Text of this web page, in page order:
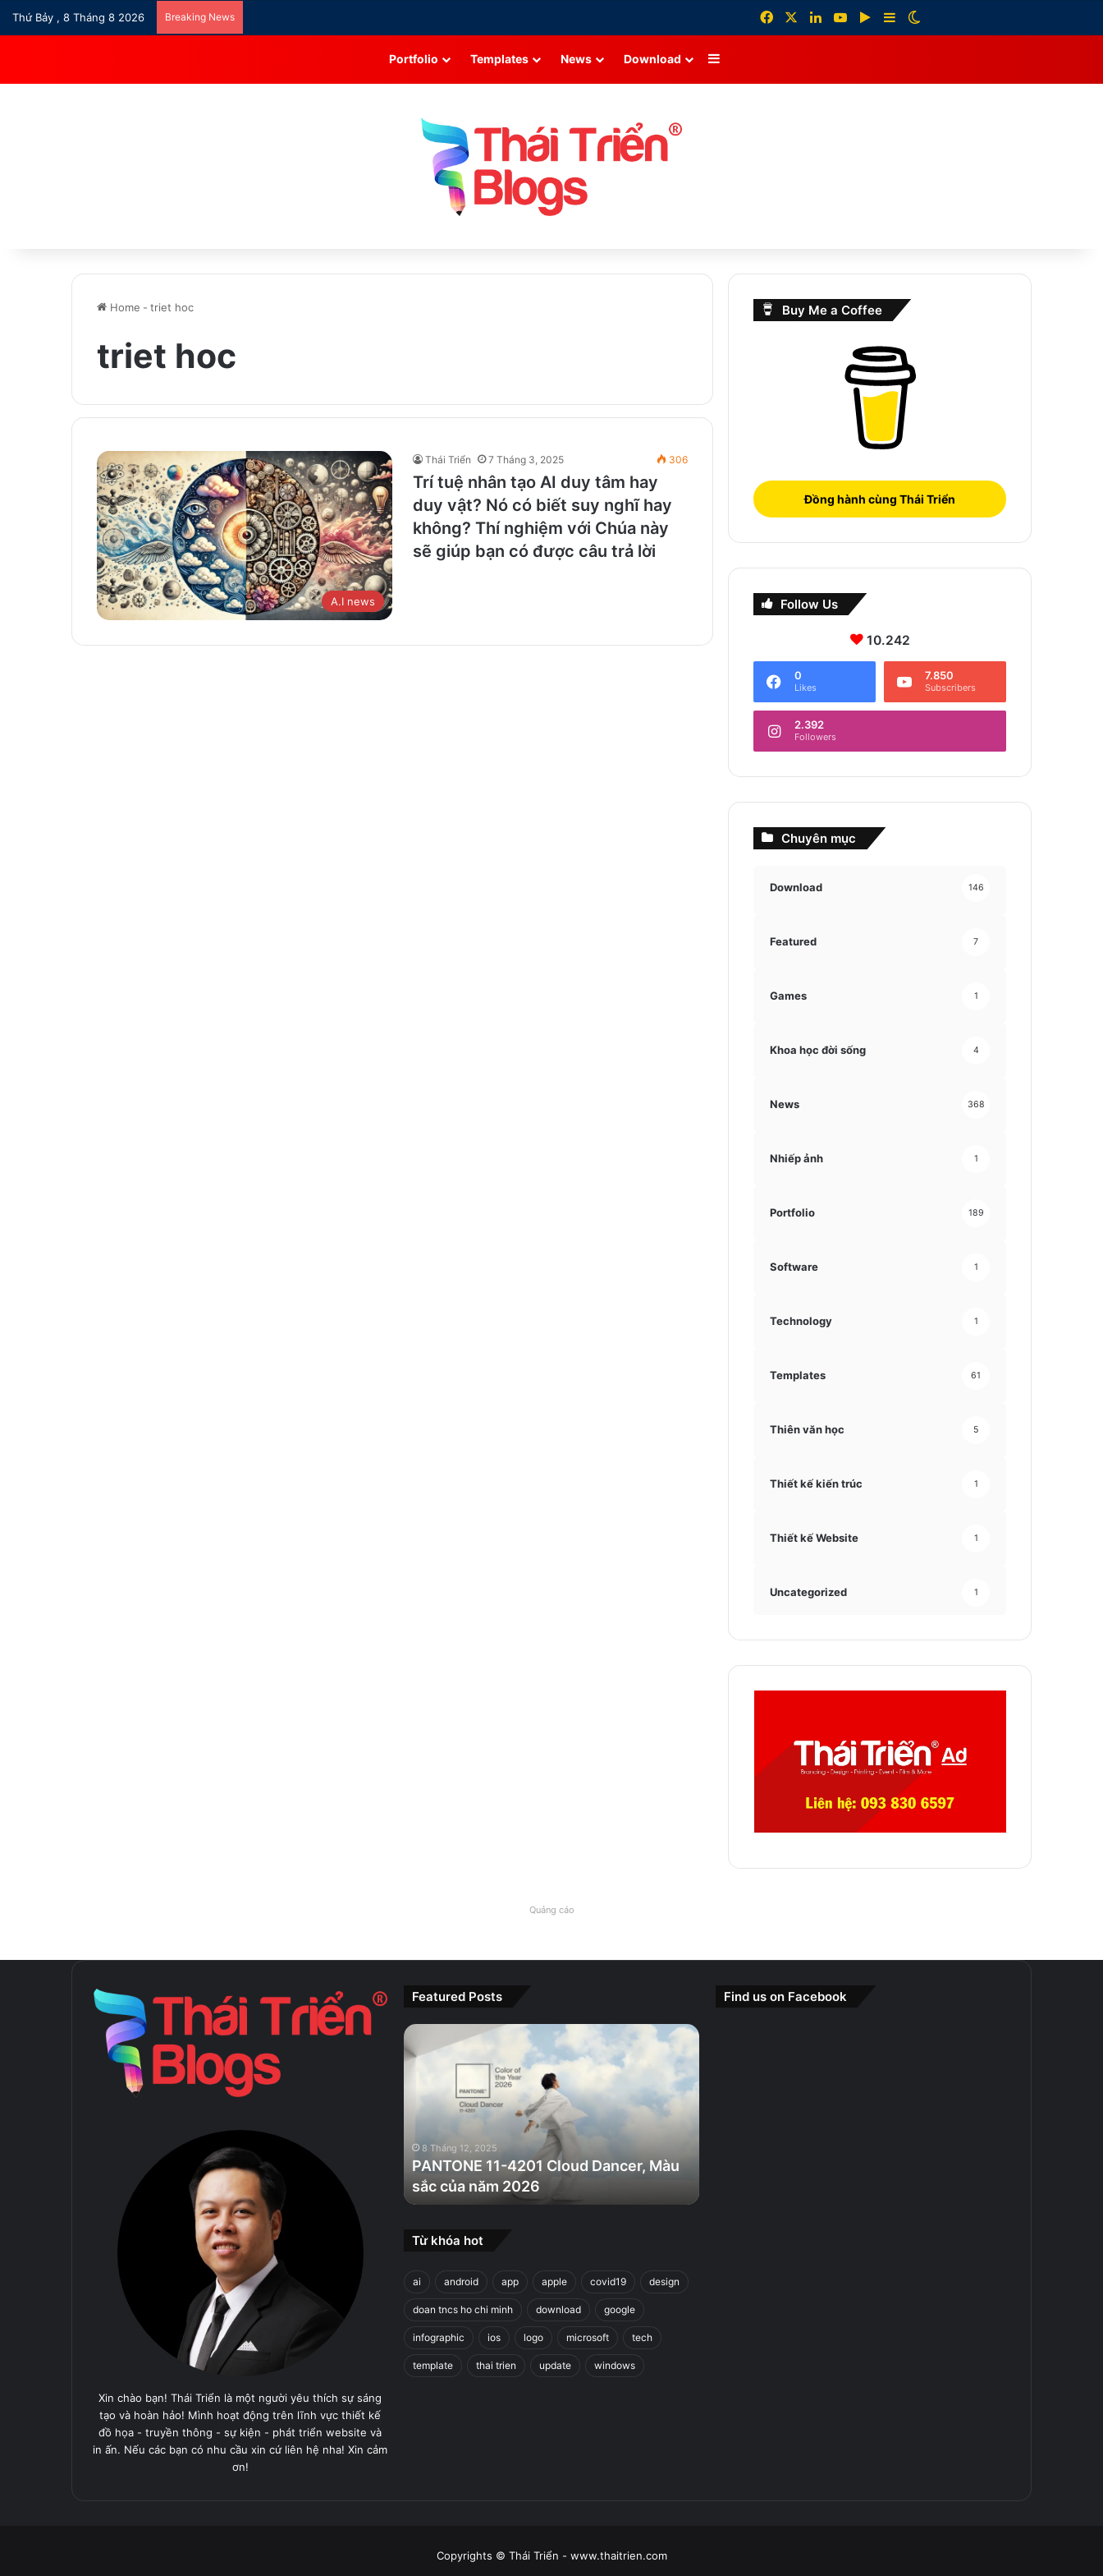
Thứ Bảy , 8 Tháng 8 2026 Breaking News FacebookLinkedInYouTubeGoogle Play
Sidebar
Portfolio Templates News Download Sidebar
Home - triet hoc
triet hoc
A.I news
Thái Triển 7 Tháng 3, 2025 306
Trí tuệ nhân tạo AI duy tâm hay
duy vật? Nó có biết suy nghĩ hay
không? Thí nghiệm với Chúa này
sẽ giúp bạn có được câu trả lời
Buy Me a Coffee
Đồng hành cùng Thái Triển
Follow Us
10.242
0
Likes
7.850
Subscribers
2.392
Followers
Chuyên mục
Download 146
Featured 7
Games 1
Khoa học đời sống 4
News 368
Nhiếp ảnh 1
Portfolio 189
Software 1
Technology 1
Templates 61
Thiên văn học 5
Thiết kế kiến trúc 1
Thiết kế Website 1
Uncategorized 1
Quảng cáo
Xin chào bạn! Thái Triển là một người yêu thích sự sáng
tạo và hoàn hảo! Mình hoạt động trên lĩnh vực thiết kế
đồ họa - truyền thông - sự kiện - phát triển website và
in ấn. Nếu các bạn có nhu cầu xin cứ liên hệ nha! Xin cảm
ơn!
Featured Posts
PANTONE
11-
Màu
của
năm
2026
8 Tháng 12, 2025
PANTONE 11-4201 Cloud Dancer, Màu
sắc của năm 2026
Từ khóa hot
ai android app apple covid19 design
doan tncs ho chi minh download google
infographic ios logo microsoft tech
template thai trien update windows
Find us on Facebook
Copyrights © Thái Triển - www.thaitrien.com